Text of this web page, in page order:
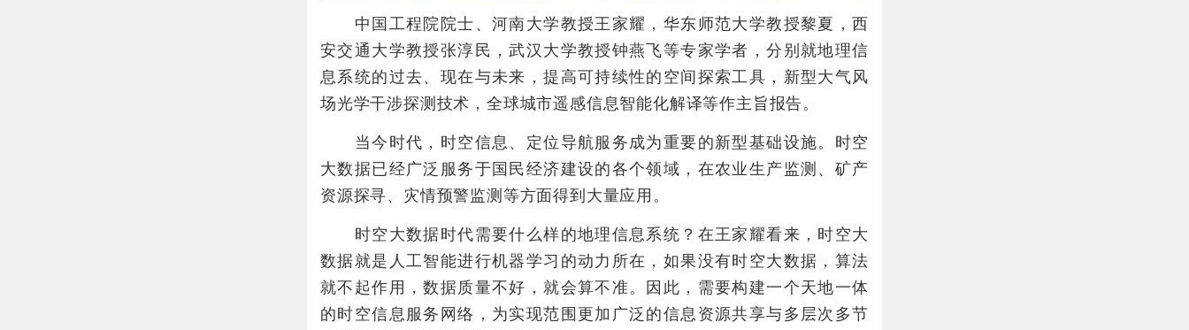
中国工程院院士、河南大学教授王家耀，华东师范大学教授黎夏，西
安交通大学教授张淳民，武汉大学教授钟燕飞等专家学者，分别就地理信
息系统的过去、现在与未来，提高可持续性的空间探索工具，新型大气风
场光学干涉探测技术，全球城市遥感信息智能化解译等作主旨报告。
当今时代，时空信息、定位导航服务成为重要的新型基础设施。时空
大数据已经广泛服务于国民经济建设的各个领域，在农业生产监测、矿产
资源探寻、灾情预警监测等方面得到大量应用。
时空大数据时代需要什么样的地理信息系统？在王家耀看来，时空大
数据就是人工智能进行机器学习的动力所在，如果没有时空大数据，算法
就不起作用，数据质量不好，就会算不准。因此，需要构建一个天地一体
的时空信息服务网络，为实现范围更加广泛的信息资源共享与多层次多节